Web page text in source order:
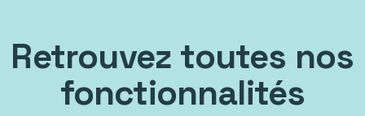
Retrouvez toutes nos
fonctionnalités